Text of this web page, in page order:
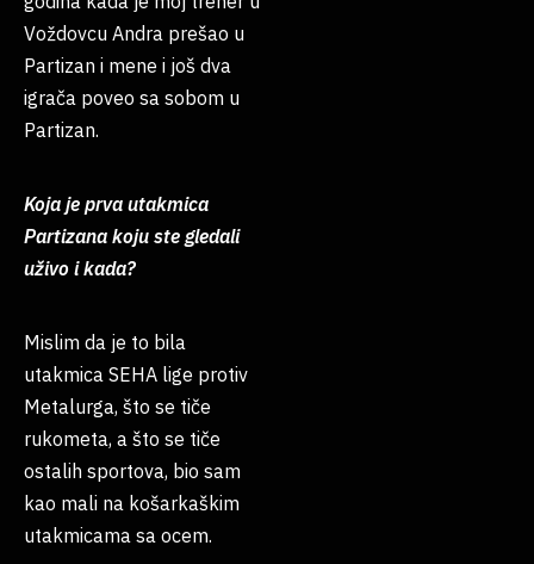
Voždovcu Andra prešao u
Partizan i mene i još dva
igrača poveo sa sobom u
Partizan.
Koja je prva utakmica
Partizana koju ste gledali
uživo i kada?
Mislim da je to bila
utakmica SEHA lige protiv
Metalurga, što se tiče
rukometa, a što se tiče
ostalih sportova, bio sam
kao mali na košarkaškim
utakmicama sa ocem.